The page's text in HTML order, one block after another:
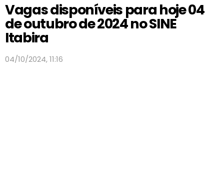
Vagas disponíveis para hoje 04
de outubro de 2024 no SINE
Itabira
04/10/2024, 11:16